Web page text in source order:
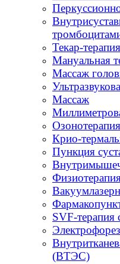
Текар-терапия
Мануальная
Массаж
Массаж
Озонотерапия
Крио-
Пункция
SVF-терапия
Электрофорез
(ВТЭС)